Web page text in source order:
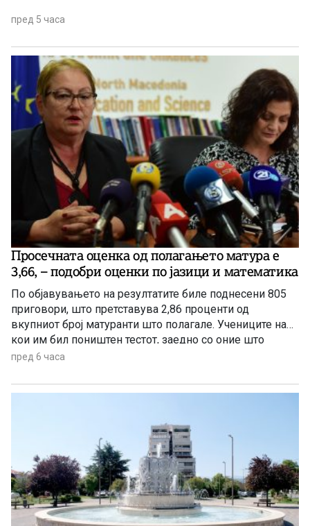
пред 5 часа
Просечната оценка од полагањето матура е
3,66, – подобри оценки по јазици и математика
По објавувањето на резултатите биле поднесени 805
приговори, што претставува 2,86 проценти од
вкупниот број матуранти што полагале. Учениците на
кои им бил поништен тестот, заедно со оние што
отсуствувале во јуни, ќе може да полагаат во
пред 6 часа